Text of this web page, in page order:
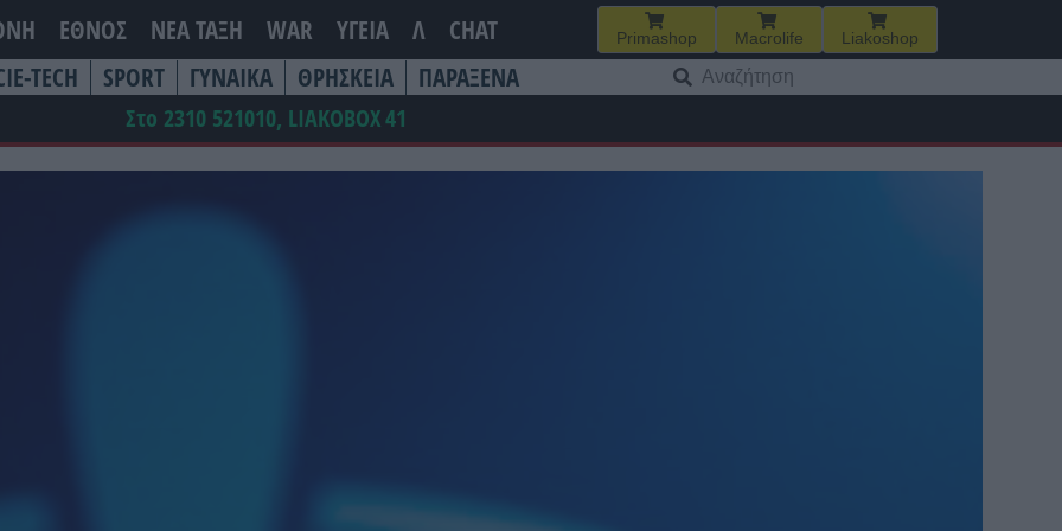
ΕΘΝΟΣ ΝΕΑ ΤΆΞΗ WAR ΥΓΕΙΑ Λ CHAT Primashop Macrolife Liakoshop
TECH SPORT ΓΥΝΑΙΚΑ ΘΡΗΣΚΕΙΑ ΠΑΡΑΞΕΝΑ
για:
Στο 2310 521010, LIAKOBOX41